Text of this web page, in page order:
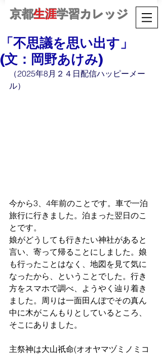
京都生涯学習カレッジ
「不思議を思い出す」
(文：岡野あけみ)
（2025年8月２４日配信ハッピーメー
ル）
今から3、4年前のことです。車で一泊
旅行に行きました。泊まった翌日のこ
とです。
娘がどうしても行きたい神社があると
言い、寄って帰ることにしました。娘
も行ったことはなく、地図を見て気に
なったから、ということでした。行き
方をスマホで調べ、ようやく辿り着き
ました。周りは一面田んぼでその真ん
中に木がこんもりとしているところ、
そこにありました。
主祭神は大山祇命(オオヤマヅミノミコ